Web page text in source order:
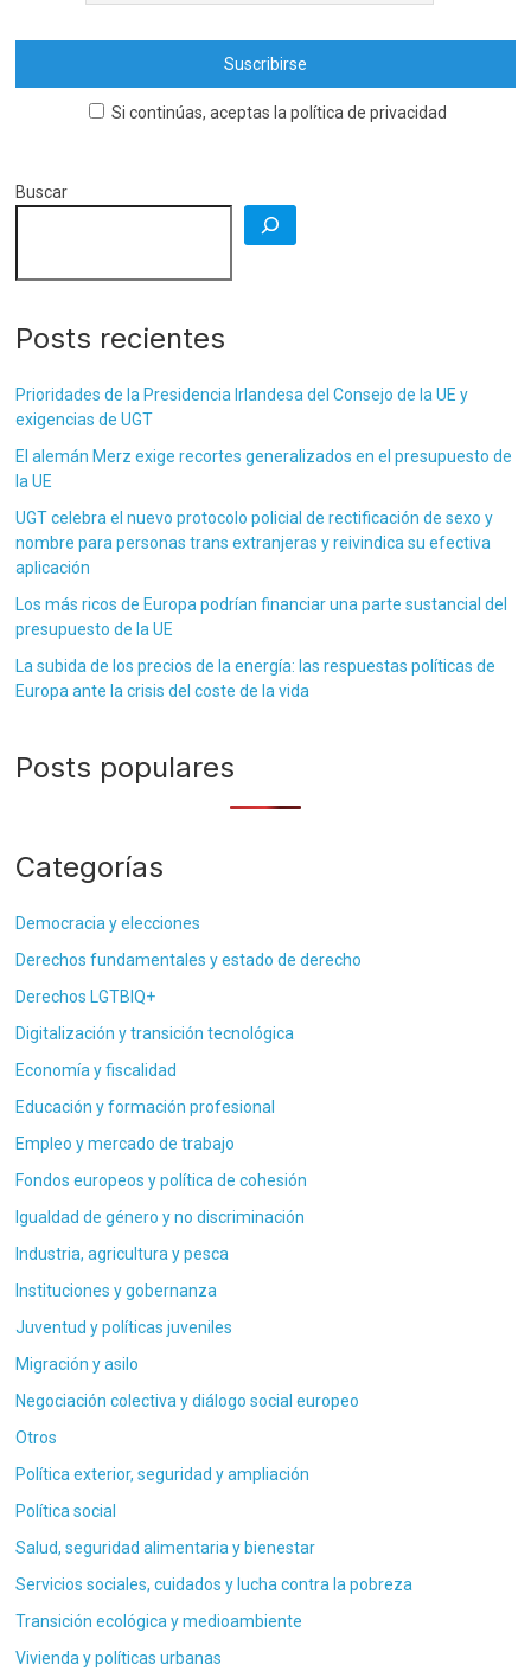
Si continúas, aceptas la política de privacidad
Buscar
Posts recientes
Prioridades de la Presidencia Irlandesa del Consejo de la UE y
exigencias de UGT
El alemán Merz exige recortes generalizados en el presupuesto de
la UE
UGT celebra el nuevo protocolo policial de rectificación de sexo y
nombre para personas trans extranjeras y reivindica su efectiva
aplicación
Los más ricos de Europa podrían financiar una parte sustancial del
presupuesto de la UE
La subida de los precios de la energía: las respuestas políticas de
Europa ante la crisis del coste de la vida
Posts populares
Categorías
Democracia y elecciones
Derechos fundamentales y estado de derecho
Derechos LGTBIQ+
Digitalización y transición tecnológica
Economía y fiscalidad
Educación y formación profesional
Empleo y mercado de trabajo
Fondos europeos y política de cohesión
Igualdad de género y no discriminación
Industria, agricultura y pesca
Instituciones y gobernanza
Juventud y políticas juveniles
Migración y asilo
Negociación colectiva y diálogo social europeo
Otros
Política exterior, seguridad y ampliación
Política social
Salud, seguridad alimentaria y bienestar
Servicios sociales, cuidados y lucha contra la pobreza
Transición ecológica y medioambiente
Vivienda y políticas urbanas